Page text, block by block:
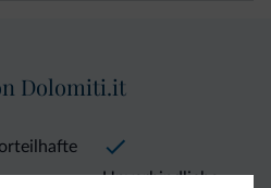
Dolomiti.it
Unverbindliche